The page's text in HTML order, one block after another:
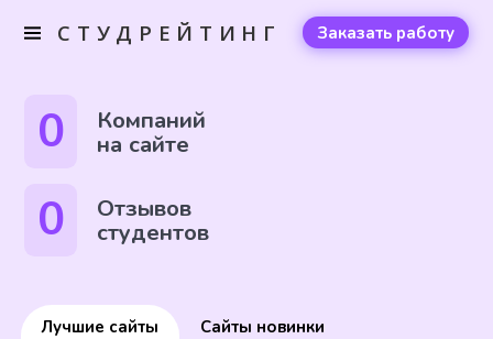
СТУДРЕЙТИНГ Заказать работу
0 Компаний
на сайте
0 Отзывов
студентов
Лучшие сайты Сайты новинки